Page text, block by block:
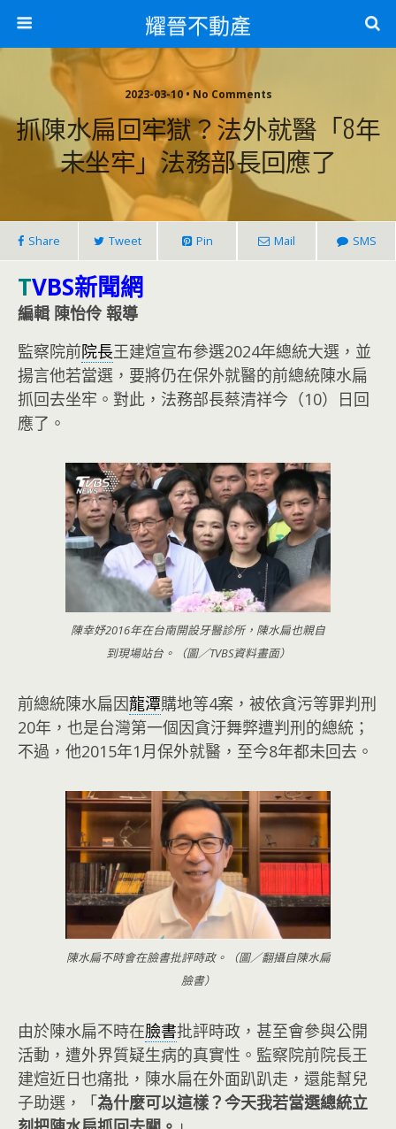
耀晉不動產
2023-03-10 • No Comments
抓陳水扁回牢獄？法外就醫「8年
未坐牢」法務部長回應了
Share Tweet Pin Mail SMS
TVBS新聞網
編輯 陳怡伶 報導
監察院前院長王建煊宣布參選2024年總統大選，並
揚言他若當選，要將仍在保外就醫的前總統陳水扁
抓回去坐牢。對此，法務部長蔡清祥今（10）日回
應了。
陳幸妤2016年在台南開設牙醫診所，陳水扁也親自
到現場站台。（圖／TVBS資料畫面）
前總統陳水扁因龍潭購地等4案，被依貪污等罪判刑
20年，也是台灣第一個因貪汙舞弊遭判刑的總統；
不過，他2015年1月保外就醫，至今8年都未回去。
陳水扁不時會在臉書批評時政。（圖／翻攝自陳水扁
臉書）
由於陳水扁不時在臉書批評時政，甚至會參與公開
活動，遭外界質疑生病的真實性。監察院前院長王
建煊近日也痛批，陳水扁在外面趴趴走，還能幫兒
子助選，「為什麼可以這樣？今天我若當選總統立